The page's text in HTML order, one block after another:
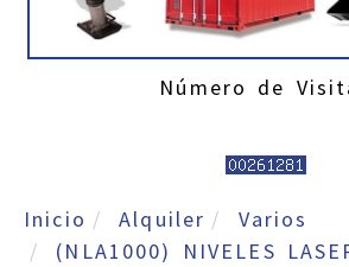
Número de
Inicio Alquiler
Varios
(NLA1000) NIVELES